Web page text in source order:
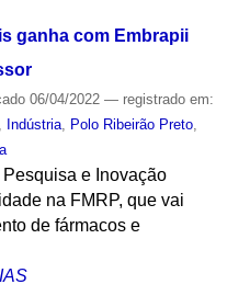
ganha com Embrapii
06/04/2022 — registrado em:
, Indústria, Polo Ribeirão Preto,
e Inovação
na FMRP, que vai
de fármacos e